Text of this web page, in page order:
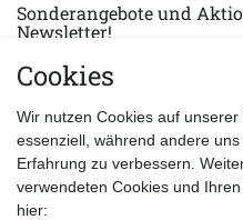
Sonderangebote und
Newsletter!
E-MAIL *
Cookies
Wir nutzen Cookies auf
essenziell, während andere
Erfahrung zu verbessern.
verwendeten Cookies und
hier: